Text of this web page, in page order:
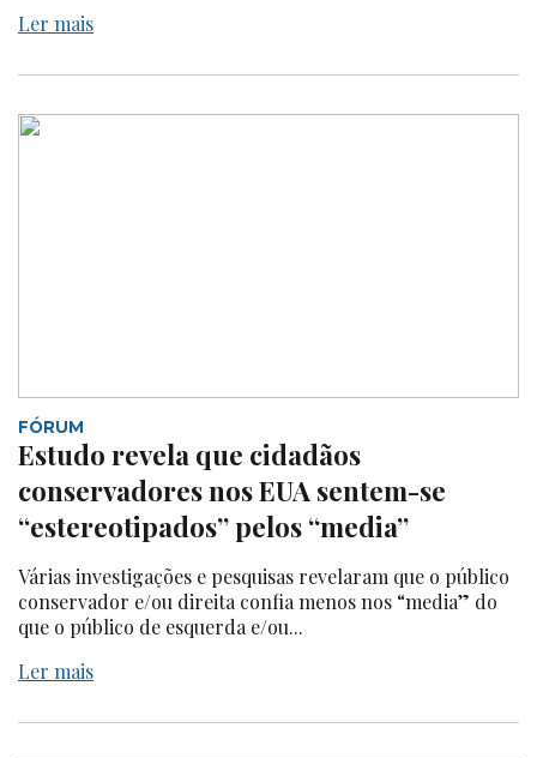
Ler mais
FÓRUM
Estudo revela que cidadãos
conservadores nos EUA sentem-se
“estereotipados” pelos “media”
Várias investigações e pesquisas revelaram que o público
conservador e/ou direita confia menos nos “media” do
que o público de esquerda e/ou...
Ler mais